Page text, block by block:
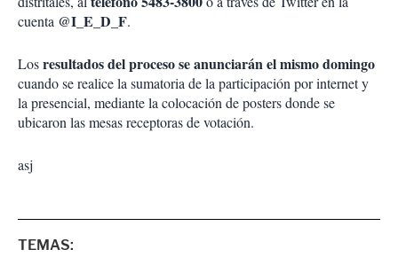
cuenta @I_E_D_F.
Losresultados del proceso se anunciarán el mismo domingo
cuando se realice la sumatoria de la participación por internet y
la presencial, mediante la colocación de posters donde se
ubicaron las mesas receptoras de votación.
asj
TEMAS: